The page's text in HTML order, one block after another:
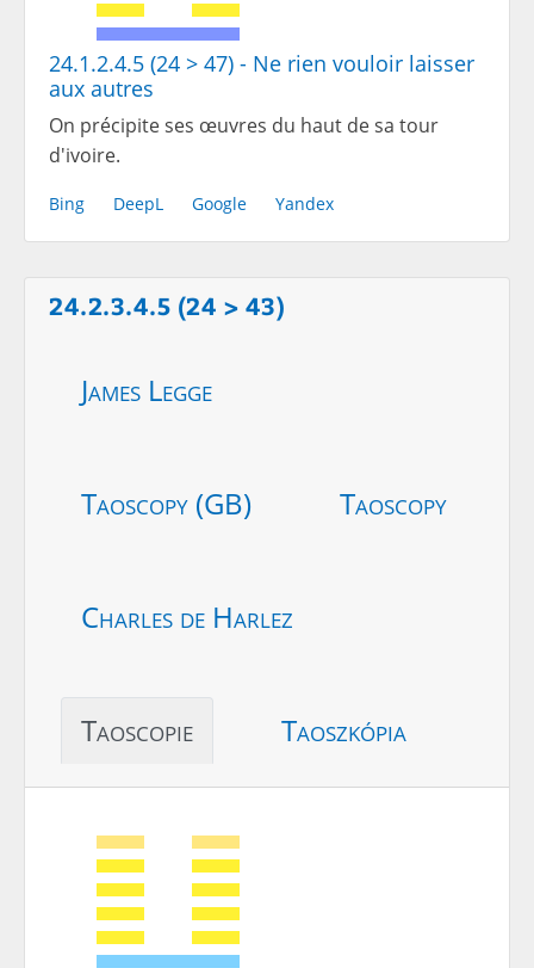
24.1.2.4.5 (24 > 47) - Ne rien vouloir laisser
aux autres
On précipite ses œuvres du haut de sa tour
d'ivoire.
Bing DeepL Google Yandex
24.2.3.4.5 (24 > 43)
James Legge
Taoscopy (GB) Taoscopy
Charles de Harlez
Taoscopie Taoszkópia